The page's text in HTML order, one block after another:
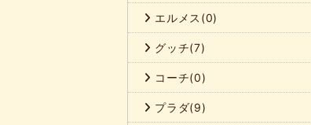
エルメス(0)
グッチ(7)
コーチ(0)
プラダ(9)